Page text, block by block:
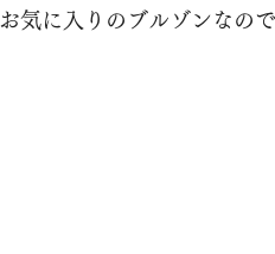
お気に入りのブルゾンなの